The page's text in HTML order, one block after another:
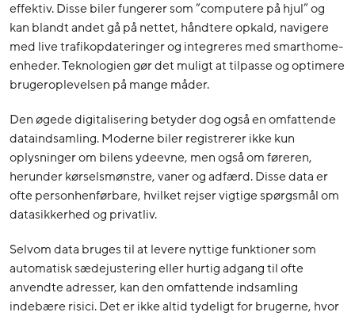
effektiv. Disse biler fungerer som ”computere på hjul” og
kan blandt andet gå på nettet, håndtere opkald, navigere
med live trafikopdateringer og integreres med smarthome-
enheder. Teknologien gør det muligt at tilpasse og optimere
brugeroplevelsen på mange måder.
Den øgede digitalisering betyder dog også en omfattende
dataindsamling. Moderne biler registrerer ikke kun
oplysninger om bilens ydeevne, men også om føreren,
herunder kørselsmønstre, vaner og adfærd. Disse data er
ofte personhenførbare, hvilket rejser vigtige spørgsmål om
datasikkerhed og privatliv.
Selvom data bruges til at levere nyttige funktioner som
automatisk sædejustering eller hurtig adgang til ofte
anvendte adresser, kan den omfattende indsamling
indebære risici. Det er ikke altid tydeligt for brugerne, hvor